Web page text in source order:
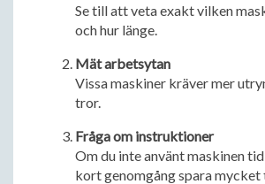
Se till att veta exakt vilken
och hur länge.
Mät arbetsytan
Vissa maskiner kräver mer
tror.
Fråga om instruktioner
Om du inte använt maskinen
kort genomgång spara mycket